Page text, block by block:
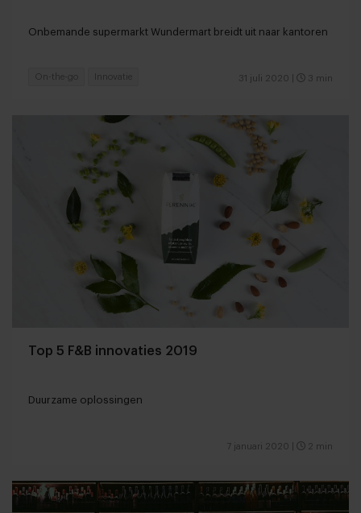
Onbemande supermarkt Wundermart breidt uit naar kantoren
31 juli 2020 3 min
On-the-go Innovatie
Top 5 F&B innovaties 2019
Duurzame oplossingen
7 januari 2020 2 min